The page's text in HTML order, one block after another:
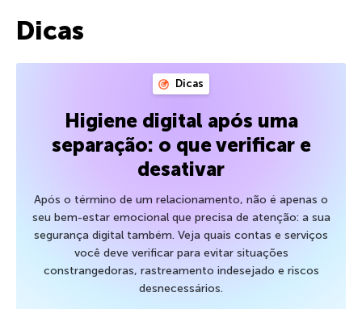
Dicas
Dicas
Higiene digital após uma
separação: o que verificar e
desativar
Após o término de um relacionamento, não é apenas o
seu bem-estar emocional que precisa de atenção: a sua
segurança digital também. Veja quais contas e serviços
você deve verificar para evitar situações
constrangedoras, rastreamento indesejado e riscos
desnecessários.